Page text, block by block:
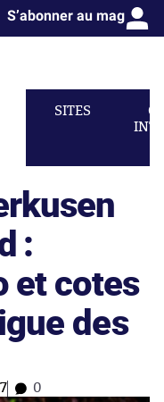
S’abonner au mag
SITES
:
et cotes
des
0